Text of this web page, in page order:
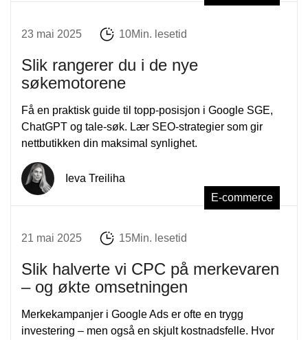
23 mai 2025 10Min. lesetid
Slik rangerer du i de nye
søkemotorene
Få en praktisk guide til topp-posisjon i Google SGE,
ChatGPT og tale-søk. Lær SEO-strategier som gir
nettbutikken din maksimal synlighet.
Ieva Treiliha
E-commerce
21 mai 2025 15Min. lesetid
Slik halverte vi CPC på merkevaren
– og økte omsetningen
Merkekampanjer i Google Ads er ofte en trygg
investering – men også en skjult kostnadsfelle. Hvor